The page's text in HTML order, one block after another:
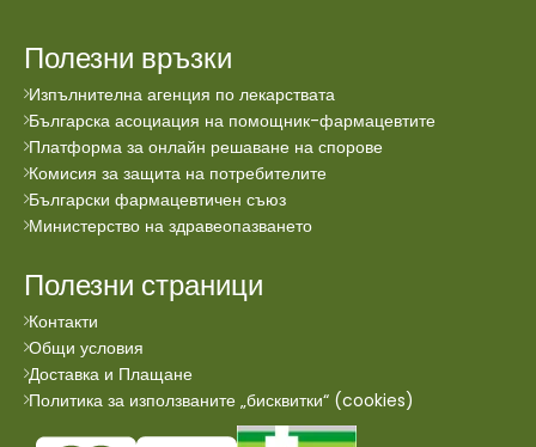
Полезни връзки
Изпълнителна агенция по лекарствата
Българска асоциация на помощник-фармацевтите
Платформа за онлайн решаване на спорове
Комисия за защита на потребителите
Български фармацевтичен съюз
Министерство на здравеопазването
Полезни страници
Контакти
Общи условия
Доставка и Плащане
Политика за използваните „бисквитки“ (cookies)